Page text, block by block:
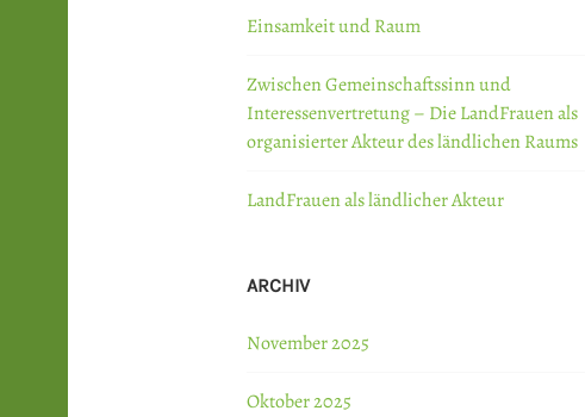
Einsamkeit und Raum
Zwischen Gemeinschaftssinn und
Interessenvertretung – Die LandFrauen als
organisierter Akteur des ländlichen Raums
LandFrauen als ländlicher Akteur
ARCHIV
November 2025
Oktober 2025